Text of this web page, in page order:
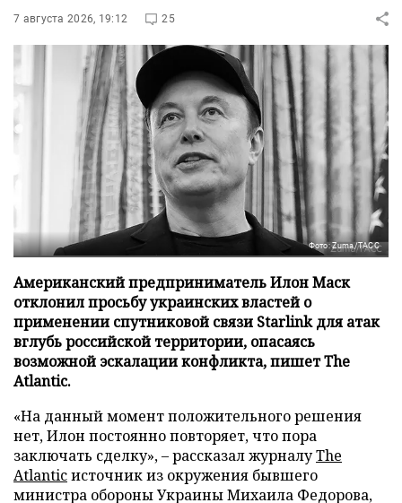
7 августа 2026, 19:12 25
Фото: Zuma/ТАСС
Американский предприниматель Илон Маск
отклонил просьбу украинских властей о
применении спутниковой связи Starlink для атак
вглубь российской территории, опасаясь
возможной эскалации конфликта, пишет The
Atlantic.
«На данный момент положительного решения
нет, Илон постоянно повторяет, что пора
заключать сделку», – рассказал журналуThe
Atlanticисточник из окружения бывшего
министра обороны Украины Михаила Федорова,